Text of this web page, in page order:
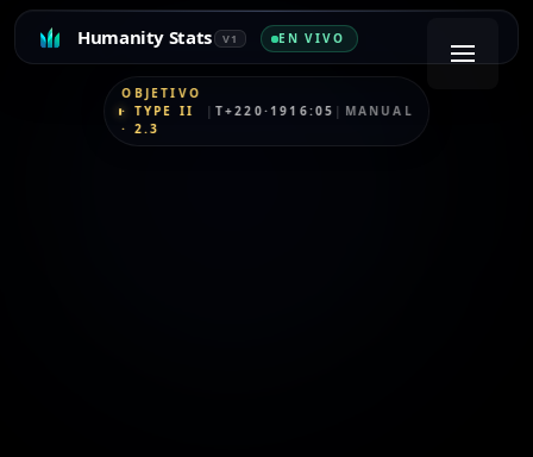
Humanity Stats V1 EN VIVO
OBJETIVO
· TYPE II
· 2.3
| T+220·1916:05 | MANUAL